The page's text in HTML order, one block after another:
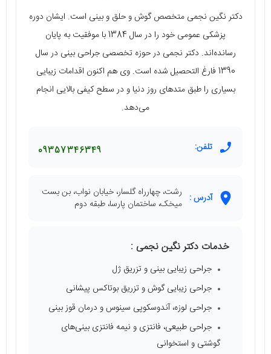
دکتر نگین نجمی متخصص گوش و حلق و بینی است. ایشان دوره
پزشکی عمومی خود را در سال 1384 با موفقیت به پایان
رسانده‌اند. دکتر نجمی در حوزه تخصصی جراحی بینی در سال
1390 فارغ التحصیل شده است. وی هم اکنون اقدامات زیبایی
بسیاری را طبق متدهای روز دنیا و در سطح کیفی بالایی انجام
می‌دهد.
تلفن: 09357346349
آدرس : رشت، چهارراه گلسار، خیابان نواب، بن بست
میخک، ساختمان پارسا، طبقه دوم
خدمات دکتر نگین نجمی :
جراحی زیبایی بینی و تزریق ژل
جراحی زیبایی گوش و تزریق بوتاکس پیشانی
جراحی لوزه، آندوسکوپی سینوس و درمان قوز بینی
جراحی طبیعی، فانتزی و نیمه فانتزی بینی‌های
گوشتی و استخوانی